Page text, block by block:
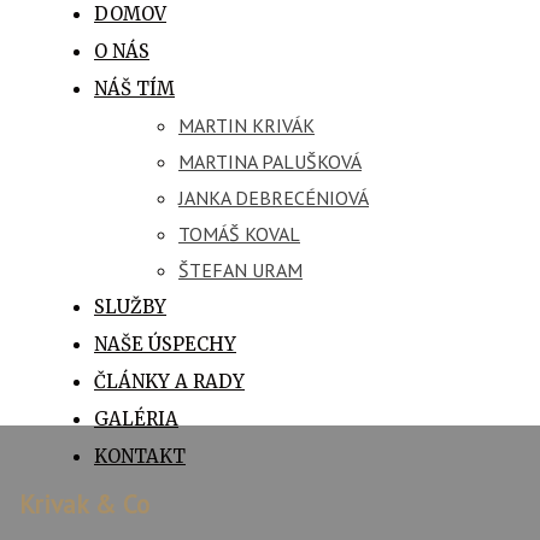
DOMOV
O NÁS
NÁŠ TÍM
MARTIN KRIVÁK
MARTINA PALUŠKOVÁ
JANKA DEBRECÉNIOVÁ
TOMÁŠ KOVAL
ŠTEFAN URAM
SLUŽBY
NAŠE ÚSPECHY
ČLÁNKY A RADY
GALÉRIA
KONTAKT
Krivak & Co